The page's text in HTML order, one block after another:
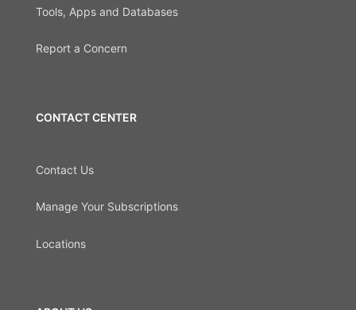
Tools, Apps and Databases
Report a Concern
CONTACT CENTER
Contact Us
Manage Your Subscriptions
Locations